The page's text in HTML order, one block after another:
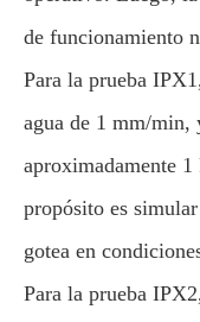
de funcionamiento
Para la prueba
agua de 1 mm/min,
aproximadamente
propósito es
gotea en
Para la prueba